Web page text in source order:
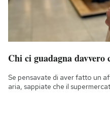
Chi ci guadagna davvero
Se pensavate di aver fatto un
aria, sappiate che il